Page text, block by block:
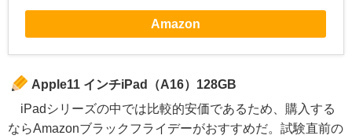
Amazon
Apple11 インチiPad（A16）128GB
iPadシリーズの中では比較的安価であるため、購入する
ならAmazonブラックフライデーがおすすめだ。試験直前の